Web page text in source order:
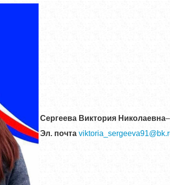
Сергеева Виктория Николаевна
Эл. почта